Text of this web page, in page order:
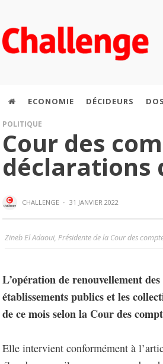
ECONOMIE DÉCIDEURS
POLITIQUE
Cour des
déclarations
CHALLENGE · 31 JANVIER 2022
Zineb El Adaoui, Présidente de la Cour des
L’opération de renouvellement
établissements publics et les
de ce mois selon la Cour des
Elle intervient conformément à